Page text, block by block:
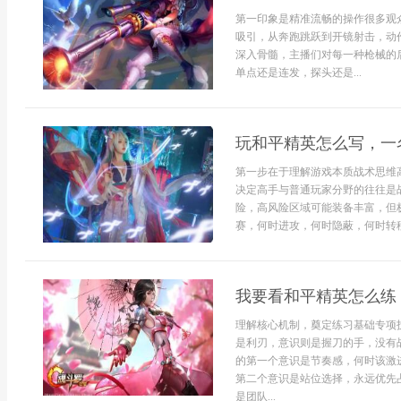
第一印象是精准流畅的操作很多
吸引，从奔跑跳跃到开镜射击，
深入骨髓，主播们对每一种枪械
单点还是连发，探头还是...
玩和平精英怎么写，
第一步在于理解游戏本质战术思
决定高手与普通玩家分野的往往
险，高风险区域可能装备丰富，
赛，何时进攻，何时隐蔽，何时
我要看和平精英怎么
理解核心机制，奠定练习基础专
是利刃，意识则是握刀的手，没
的第一个意识是节奏感，何时该
第二个意识是站位选择，永远优
是团队...